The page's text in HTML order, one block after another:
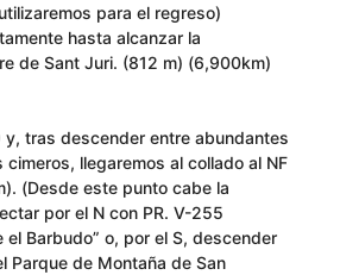
para el regreso)
hasta alcanzar la
de Sant Juri. (812 m) (6,900km)
y, tras descender entre abundantes
llegaremos al collado al NF
(Desde este punto cabe la
por el N con PR. V-255
el Barbudo” o, por el S, descender
Parque de Montaña de San